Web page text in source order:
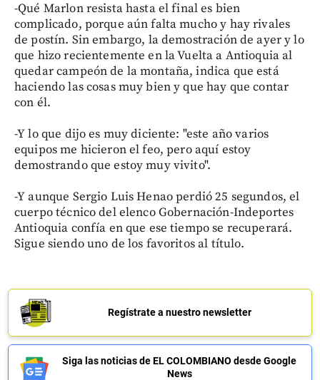
-Qué Marlon resista hasta el final es bien
complicado, porque aún falta mucho y hay rivales
de postín. Sin embargo, la demostración de ayer y lo
que hizo recientemente en la Vuelta a Antioquia al
quedar campeón de la montaña, indica que está
haciendo las cosas muy bien y que hay que contar
con él.
-Y lo que dijo es muy diciente: "este año varios
equipos me hicieron el feo, pero aquí estoy
demostrando que estoy muy vivito".
-Y aunque Sergio Luis Henao perdió 25 segundos, el
cuerpo técnico del elenco Gobernación-Indeportes
Antioquia confía en que ese tiempo se recuperará.
Sigue siendo uno de los favoritos al título.
Regístrate a nuestro newsletter
Siga las noticias de EL COLOMBIANO desde Google
News